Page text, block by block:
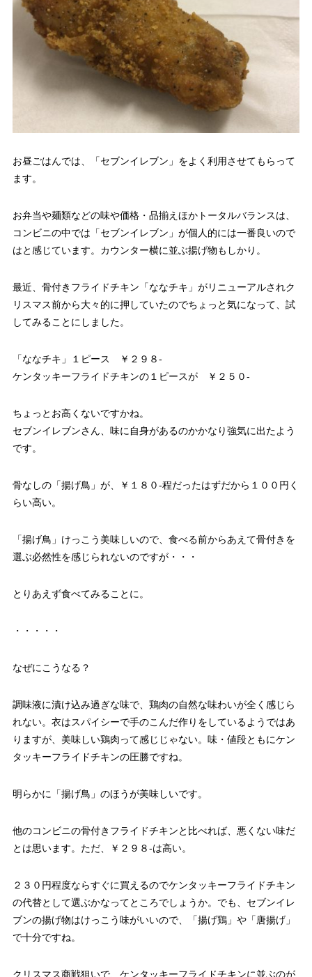
お昼ごはんでは、「セブンイレブン」をよく利用させてもらって
ます。
お弁当や麺類などの味や価格・品揃えほかトータルバランスは、
コンビニの中では「セブンイレブン」が個人的には一番良いので
はと感じています。カウンター横に並ぶ揚げ物もしかり。
最近、骨付きフライドチキン「ななチキ」がリニューアルされク
リスマス前から大々的に押していたのでちょっと気になって、試
してみることにしました。
「ななチキ」１ピース ￥２９８-
ケンタッキーフライドチキンの１ピースが ￥２５０-
ちょっとお高くないですかね。
セブンイレブンさん、味に自身があるのかかなり強気に出たよう
です。
骨なしの「揚げ鳥」が、￥１８０-程だったはずだから１００円く
らい高い。
「揚げ鳥」けっこう美味しいので、食べる前からあえて骨付きを
選ぶ必然性を感じられないのですが・・・
とりあえず食べてみることに。
・・・・・
なぜにこうなる？
調味液に漬け込み過ぎな味で、鶏肉の自然な味わいが全く感じら
れない。衣はスパイシーで手のこんだ作りをしているようではあ
りますが、美味しい鶏肉って感じじゃない。味・値段ともにケン
タッキーフライドチキンの圧勝ですね。
明らかに「揚げ鳥」のほうが美味しいです。
他のコンビニの骨付きフライドチキンと比べれば、悪くない味だ
とは思います。ただ、￥２９８-は高い。
２３０円程度ならすぐに買えるのでケンタッキーフライドチキン
の代替として選ぶかなってところでしょうか。でも、セブンイレ
ブンの揚げ物はけっこう味がいいので、「揚げ鶏」や「唐揚げ」
で十分ですね。
クリスマス商戦狙いで、ケンタッキーフライドチキンに並ぶのが